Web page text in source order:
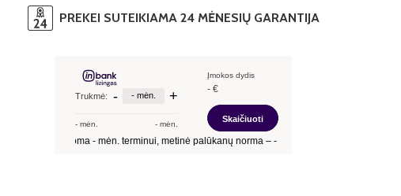
PREKEI SUTEIKIAMA 24 MĖNESIŲ GARANTIJA